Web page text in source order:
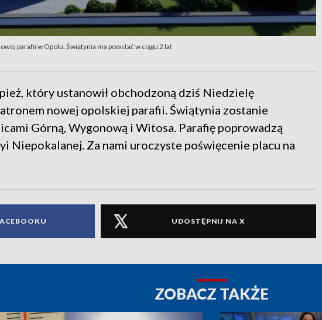
parafii w Opolu. Świątynia ma powstać w ciągu 2 lat
który ustanowił obchodzoną dziś Niedzielę
nowej opolskiej parafii. Świątynia zostanie
Górną, Wygonową i Witosa. Parafię poprowadzą
Niepokalanej. Za nami uroczyste poświęcenie placu na
UDOSTĘPNIJ NA X
ZOBACZ TAKŻE